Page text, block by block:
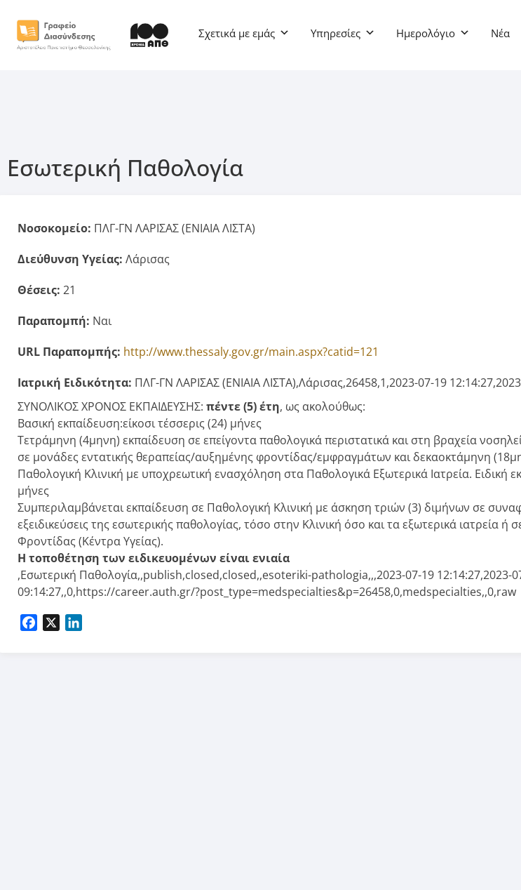
Σχετικά με εμάς Υπηρεσίες Ημερολόγιο Νέα
Εσωτερική Παθολογία
Νοσοκομείο: ΠΛΓ-ΓΝ ΛΑΡΙΣΑΣ (ΕΝΙΑΙΑ ΛΙΣΤΑ)
Διεύθυνση Υγείας: Λάρισας
Θέσεις: 21
Παραπομπή: Ναι
URL Παραπομπής: http://www.thessaly.gov.gr/main.aspx?catid=121
Ιατρική Ειδικότητα: ΠΛΓ-ΓΝ ΛΑΡΙΣΑΣ (ΕΝΙΑΙΑ ΛΙΣΤΑ),Λάρισας,26458,1,2023-07-19
ΣΥΝΟΛΙΚΟΣ ΧΡΟΝΟΣ ΕΚΠΑΙΔΕΥΣΗΣ: πέντε (5) έτη, ως ακολούθως:
Βασική εκπαίδευση:είκοσι τέσσερις (24) μήνες
Τετράμηνη (4μηνη) εκπαίδευση σε επείγοντα παθολογικά περιστατικά και στη βραχεία
σε μονάδες εντατικής θεραπείας/αυξημένης φροντίδας/εμφραγμάτων και δεκαοκτάμηνη
Παθολογική Κλινική με υποχρεωτική ενασχόληση στα Παθολογικά Εξωτερικά Ιατρεία. Ειδική
μήνες
Συμπεριλαμβάνεται εκπαίδευση σε Παθολογική Κλινική με άσκηση τριών (3) διμήνων σε
εξειδικεύσεις της εσωτερικής παθολογίας, τόσο στην Κλινική όσο και τα εξωτερικά ιατρεία
Φροντίδας (Κέντρα Υγείας).
Η τοποθέτηση των ειδικευομένων είναι ενιαία
,Εσωτερική Παθολογία,,publish,closed,closed,,esoteriki-pathologia,,,2023-07-19 12:14:27,2023-
09:14:27,,0,https://career.auth.gr/?post_type=medspecialties&p=26458,0,medspecialties,,0,raw
Facebook